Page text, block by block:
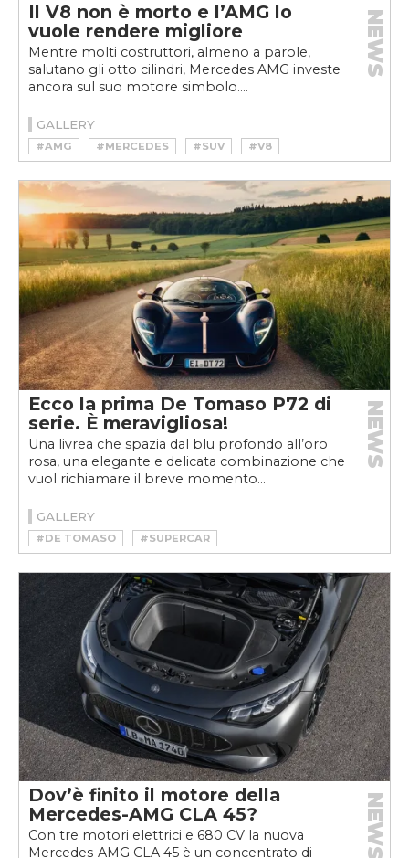
Il V8 non è morto e l’AMG lo
vuole rendere migliore
Mentre molti costruttori, almeno a parole,
salutano gli otto cilindri, Mercedes AMG investe
ancora sul suo motore simbolo....
NEWS
GALLERY
#AMG #MERCEDES #SUV #V8
Ecco la prima De Tomaso P72 di
serie. È meravigliosa!
Una livrea che spazia dal blu profondo all’oro
rosa, una elegante e delicata combinazione che
vuol richiamare il breve momento...
NEWS
GALLERY
#DE TOMASO #SUPERCAR
Dov’è finito il motore della
Mercedes-AMG CLA 45?
Con tre motori elettrici e 680 CV la nuova
Mercedes-AMG CLA 45 è un concentrato di
NEWS